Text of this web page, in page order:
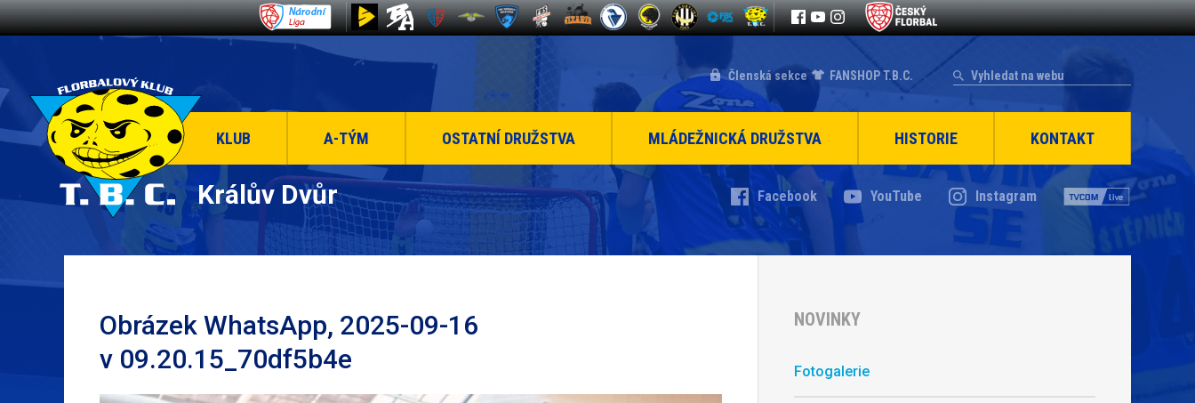
Členská sekce FANSHOP T.B.C.
KLUB A-TÝM OSTATNÍ DRUŽSTVA MLÁDEŽNICKÁ DRUŽSTVA HISTORIE KONTAKT
Králův Dvůr Facebook YouTube Instagram
Obrázek WhatsApp, 2025-09-16
v 09.20.15_70df5b4e
NOVINKY
Fotogalerie